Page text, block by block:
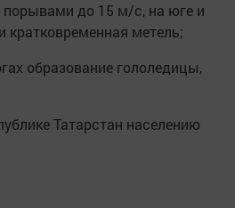
до 15 м/с, на юге и
кратковременная метель;
образование гололедицы,
Татарстан населению